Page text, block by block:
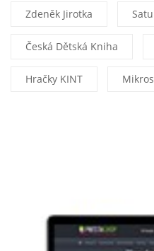
Zdeněk Jirotka
Česká Dětská Kniha
Hračky KINT